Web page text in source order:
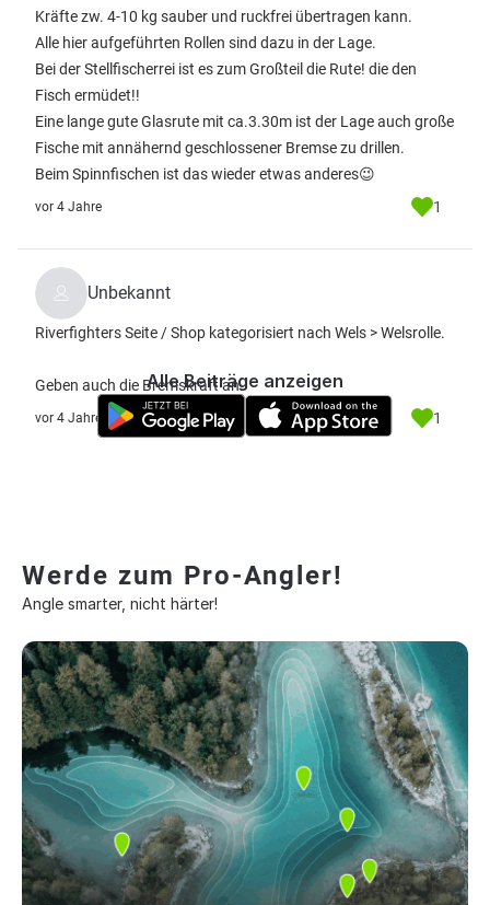
Kräfte zw. 4-10 kg sauber und ruckfrei übertragen kann.
Alle hier aufgeführten Rollen sind dazu in der Lage.
Bei der Stellfischerrei ist es zum Großteil die Rute! die den
Fisch ermüdet!!
Eine lange gute Glasrute mit ca.3.30m ist der Lage auch große
Fische mit annähernd geschlossener Bremse zu drillen.
Beim Spinnfischen ist das wieder etwas anderes😉
vor 4 Jahre 1
Unbekannt
Riverfighters Seite / Shop kategorisiert nach Wels > Welsrolle.
Geben auch die Bremskraft an.
vor 4 Jahre 1
Alle Beiträge anzeigen
Werde zum Pro-Angler!
Angle smarter, nicht härter!